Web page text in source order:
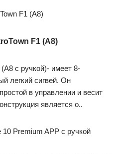
F1 (А8)
с ручкой)- имеет 8-
легкий сигвей. Он
в управлении и весит
является о..